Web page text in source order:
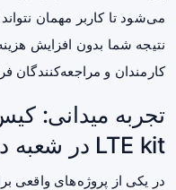
می‌شود تا کاربر مهمان
نتیجه شما بدون افزایش
کارمندان و مراجعه‌کنندگان
LTE kit در شعبه دورافتاده
در یکی از پروژه‌های واقعی